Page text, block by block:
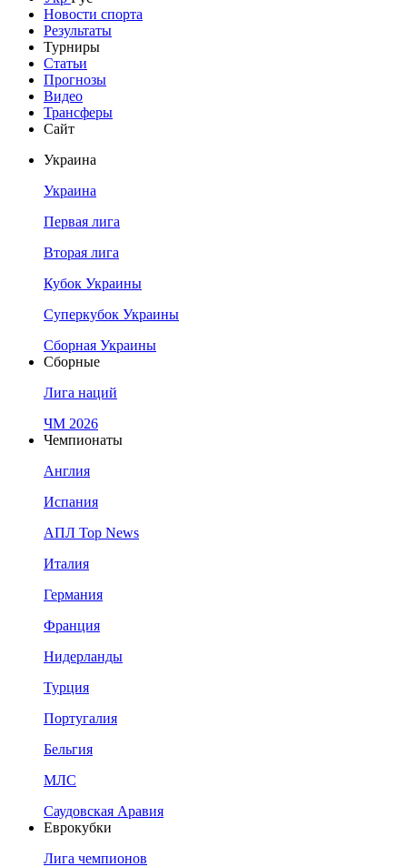
Новости спорта
Результаты
Турниры
Статьи
Прогнозы
Видео
Трансферы
Сайт
Украина
Украина
Первая лига
Вторая лига
Кубок Украины
Суперкубок Украины
Сборная Украины
Сборные
Лига наций
ЧМ 2026
Чемпионаты
Англия
Испания
АПЛ Top News
Италия
Германия
Франция
Нидерланды
Турция
Португалия
Бельгия
МЛС
Саудовская Аравия
Еврокубки
Лига чемпионов